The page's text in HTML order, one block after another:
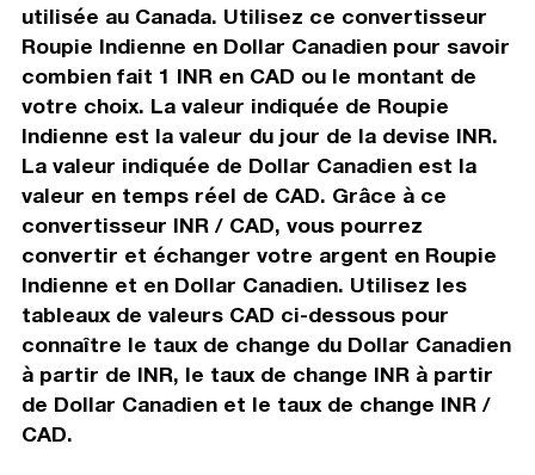
utilisée au Canada. Utilisez ce convertisseur
Roupie Indienne en Dollar Canadien pour savoir
combien fait 1 INR en CAD ou le montant de
votre choix. La valeur indiquée de Roupie
Indienne est la valeur du jour de la devise INR.
La valeur indiquée de Dollar Canadien est la
valeur en temps réel de CAD. Grâce à ce
convertisseur INR / CAD, vous pourrez
convertir et échanger votre argent en Roupie
Indienne et en Dollar Canadien. Utilisez les
tableaux de valeurs CAD ci-dessous pour
connaître le taux de change du Dollar Canadien
à partir de INR, le taux de change INR à partir
de Dollar Canadien et le taux de change INR /
CAD.